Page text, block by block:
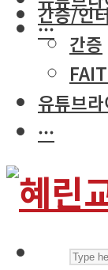
···
간증/인
간증
유튜브
···